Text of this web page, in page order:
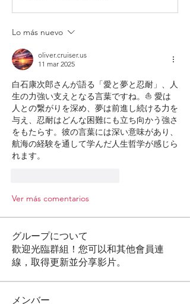
Lo más nuevo
oliver.cruiser.us
11 mar 2025
白石康次郎さんが語る「愛と夢と忍耐」、人
生の力強い支えとなる言葉ですね。⛵️ 愛は
人との繋がりを深め、夢は前進し続ける力を
与え、忍耐はどんな困難にも立ち向かう強さ
をもたらす。彼の言葉には深い意味があり、
航海の経験を通して学んだ人生哲学が感じら
れます。
Ver más comentarios
グループについて
歡迎光臨群組！您可以和其他會員連
線，取得更新並分享影片。
メンバー